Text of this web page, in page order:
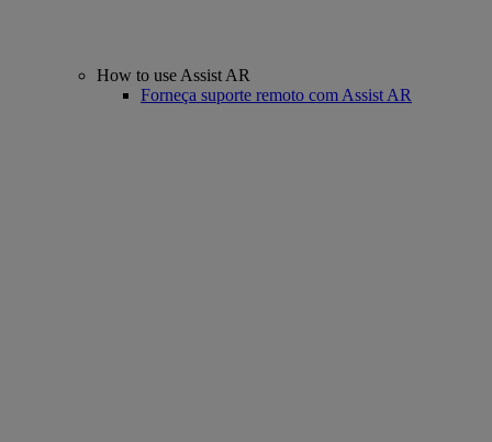
How to use Assist AR
Forneça suporte remoto com Assist AR